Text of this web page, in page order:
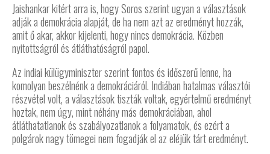
Jaishankar kitért arra is, hogy Soros szerint ugyan a választások
adják a demokrácia alapját, de ha nem azt az eredményt hozzák,
amit ő akar, akkor kijelenti, hogy nincs demokrácia. Közben
nyitottságról és átláthatóságról papol.
Az indiai külügyminiszter szerint fontos és időszerű lenne, ha
komolyan beszélnénk a demokráciáról. Indiában hatalmas választói
részvétel volt, a választások tiszták voltak, egyértelmű eredményt
hoztak, nem úgy, mint néhány más demokráciában, ahol
átláthatatlanok és szabályozatlanok a folyamatok, és ezért a
polgárok nagy tömegei nem fogadják el az eléjük tárt eredményt.